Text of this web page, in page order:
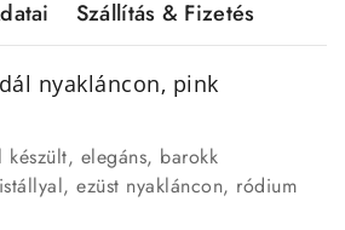
Szállítás & Fizetés
nyakláncon, pink
elegáns, barokk
ezüst nyakláncon, ródium